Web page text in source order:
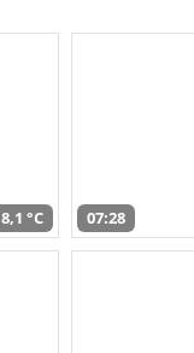
8,1 °C 07:28